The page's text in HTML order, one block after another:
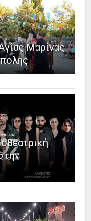
Μαρίνας